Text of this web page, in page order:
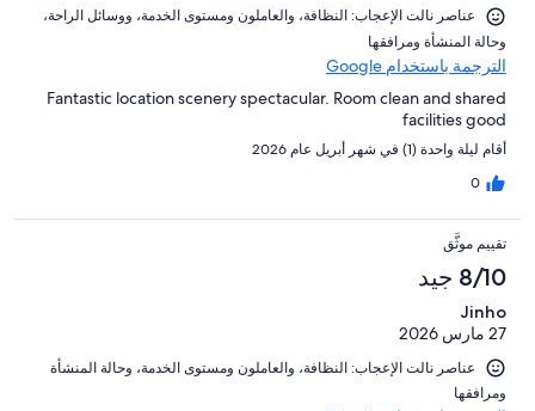
عناصر نالت الإعجاب: ⁦النظافة⁩، و⁦العاملون ومستوى الخدمة⁩، و⁦وسائل الراحة⁩،
و⁦حالة المنشأة ومرافقها⁩
الترجمة باستخدام Google
Fantastic location scenery spectacular. Room clean and shared
facilities good
أقام ليلة واحدة (1) في شهر أبريل عام 2026
0
تقييم موثَّق
8/10 جيد
Jinho
27 مارس 2026
عناصر نالت الإعجاب: ⁦النظافة⁩، و⁦العاملون ومستوى الخدمة⁩، و⁦حالة المنشأة
ومرافقها⁩